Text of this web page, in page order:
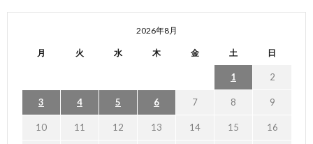
2026年8月
月 火 水 木 金 土 日
1 2
3 4 5 6 7 8 9
10 11 12 13 14 15 16